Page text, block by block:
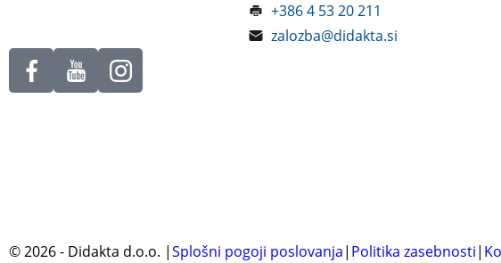
+386 4 53 20 211
zalozba@didakta.si
©2026- Didakta d.o.o. |Splošni pogoji poslovanja| Politika zasebnosti|